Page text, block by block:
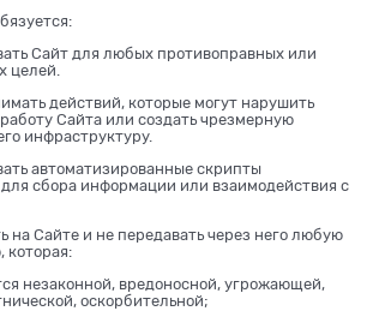
Сайт для любых противоправных или
целей.
действий, которые могут нарушить
Сайта или создать чрезмерную
инфраструктуру.
автоматизированные скрипты
сбора информации или взаимодействия с
на Сайте и не передавать через него любую
незаконной, вредоносной, угрожающей,
оскорбительной;